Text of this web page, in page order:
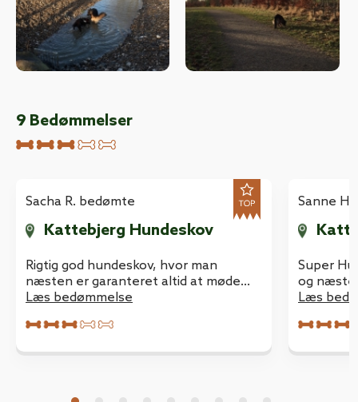
9 Bedømmelser
Sacha R. bedømte
Kattebjerg Hundeskov
Rigtig god hundeskov, hvor man
næsten er garanteret altid at møde
andre hunde. :-) Skønt, åbent, og
søer. God parkeringsplads.
Læs bedømmelse
Sanne
Super
og
nogen.
sig i.
Læs